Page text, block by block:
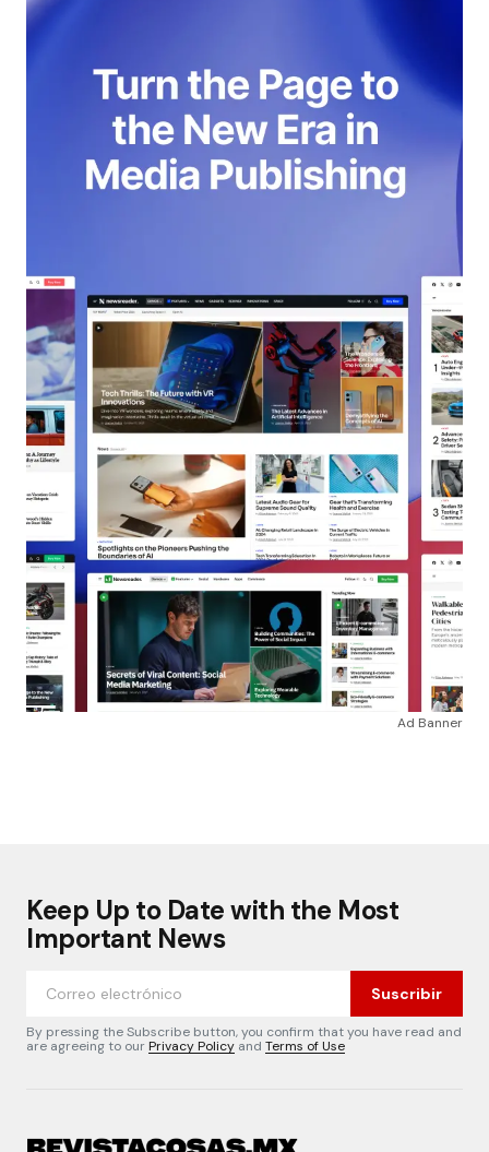
Ad Banner
Keep Up to Date with the Most
Important News
Suscribir
By pressing the Subscribe button, you confirm that you have read and
are agreeing to ourPrivacy Policy and Terms of Use